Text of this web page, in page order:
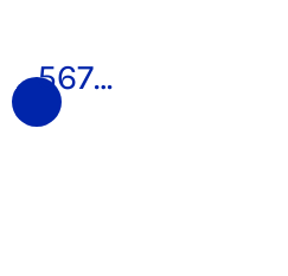
4 567…